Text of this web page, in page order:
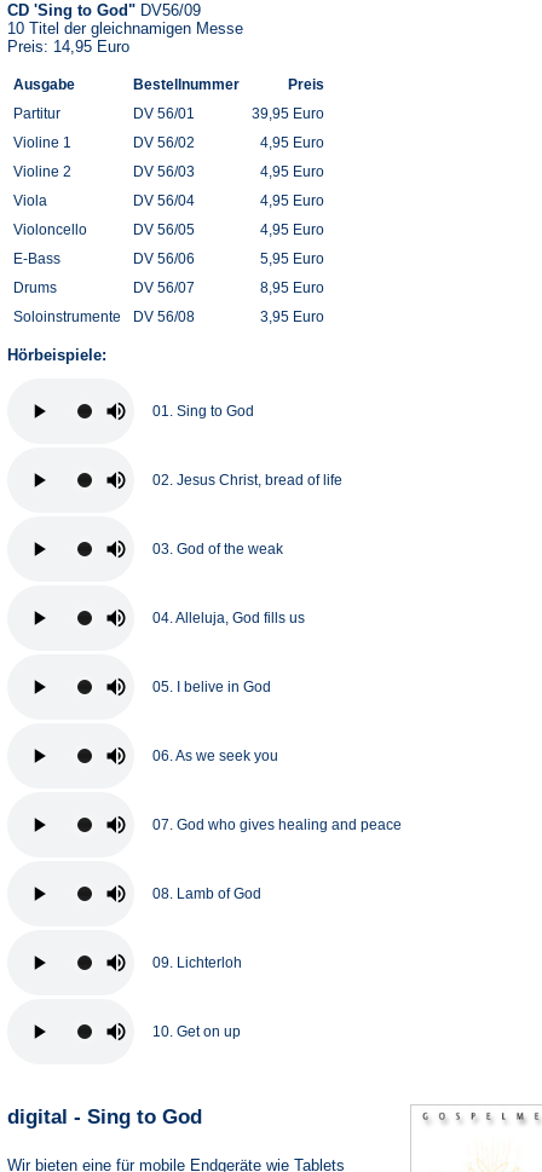
CD 'Sing to God" DV56/09
10 Titel der gleichnamigen Messe
Preis: 14,95 Euro
Ausgabe Bestellnummer
Preis
Partitur
DV 56/01
39,95 Euro
Violine 1
DV 56/02
4,95 Euro
Violine 2
DV 56/03
4,95 Euro
Viola
DV 56/04
4,95 Euro
Violoncello
DV 56/05
4,95 Euro
E-Bass
DV 56/06
5,95 Euro
Drums
DV 56/07
8,95 Euro
Soloinstrumente
DV 56/08 3,95 Euro
Hörbeispiele:
01. Sing to God
02. Jesus Christ, bread of life
03. God of the weak
04. Alleluja, God fills us
05. I belive in God
06. As we seek you
07. God who gives healing and peace
08. Lamb of God
09. Lichterloh
10. Get on up
digital - Sing to God
Wir bieten eine für mobile Endgeräte wie Tablets